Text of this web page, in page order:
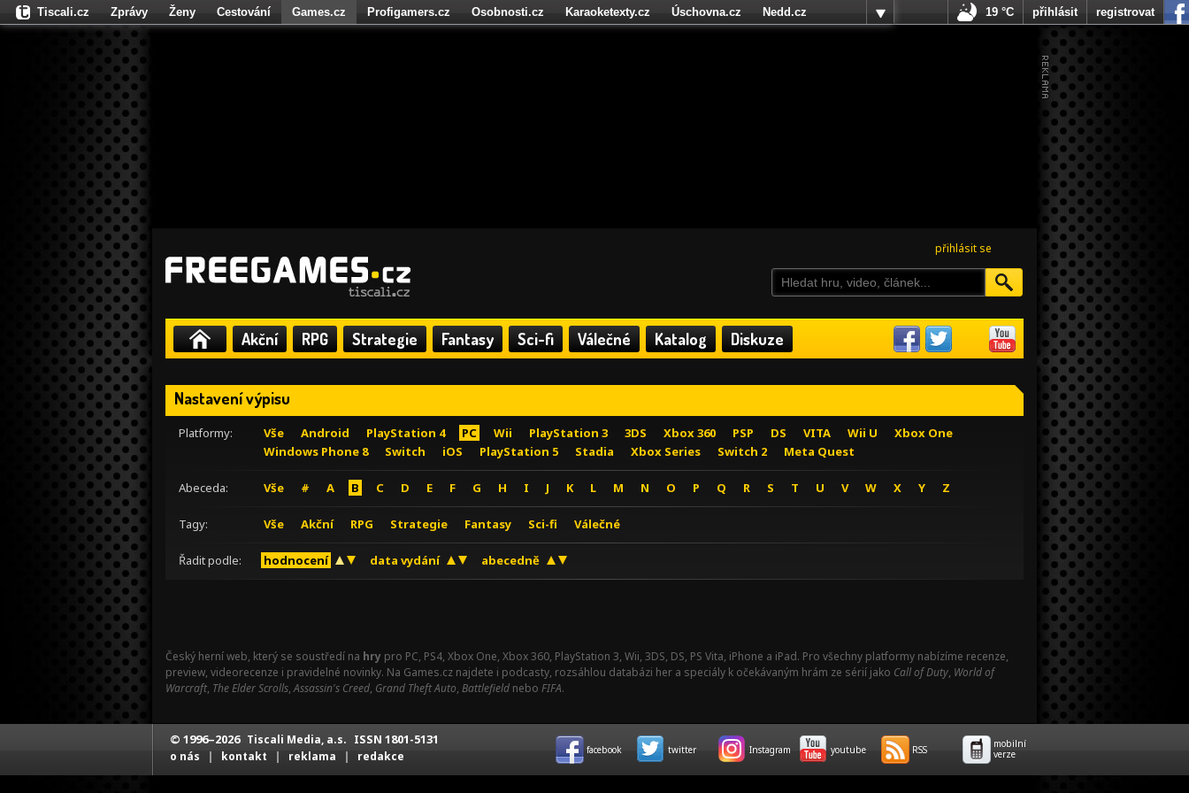
přihlásit se
Akční RPG Strategie Fantasy Sci-fi Válečné Katalog Diskuze
Nastavení výpisu
Platformy: Vše Android PlayStation 4 PC Wii PlayStation 3 3DS Xbox 360 PSP DS VITA Wii U
Xbox One
Windows Phone 8
Switch iOS PlayStation 5 Stadia Xbox Series Switch 2 Meta Quest
Abeceda: Vše # A B C D E F G H I J K L M N O P Q R S T U V W X Y Z
Tagy: Vše Akční RPG Strategie Fantasy Sci-fi Válečné
Řadit podle: hodnocení data vydání abecedně
Český herní web, který se soustředí na hry pro PC, PS4, Xbox One, Xbox 360, PlayStation 3, Wii, 3DS, DS, PS Vita, iPhone a iPad. Pro všechny platformy nabízíme recenze,
preview, videorecenze i pravidelné novinky. Na Games.cz najdete i podcasty, rozsáhlou databázi her a speciály k očekávaným hrám ze sérií jako Call of Duty, World of
Warcraft, The Elder Scrolls,Assassin's Creed, Grand Theft Auto, Battlefield nebo FIFA.
Tiscali.cz Zprávy Ženy Cestování Games.cz Profigamers.cz Osobnosti.cz Karaoketexty.cz Úschovna.cz
Nedd.cz
Fights.cz
19 °C přihlásit registrovat
© 1996–2026 Tiscali Media, a.s. ISSN 1801-5131
o nás | kontakt | reklama | redakce facebook twitter Instagram youtube RSS
mobilní
verze